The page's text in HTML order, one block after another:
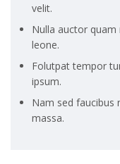
velit.
Nulla auctor quam
leone.
Folutpat tempor
ipsum.
Nam sed faucibus
massa.